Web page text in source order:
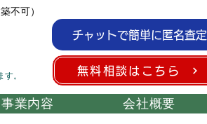
不可）
。
チャットで簡単に匿名査定
無料相談はこちら
事業内容 会社概要